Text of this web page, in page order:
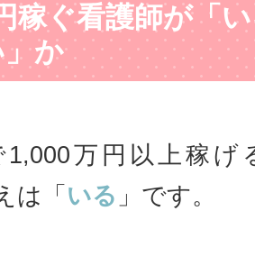
稼ぐ看護師が「
」か
1,000万円以上稼げ
は「 いる 」です。